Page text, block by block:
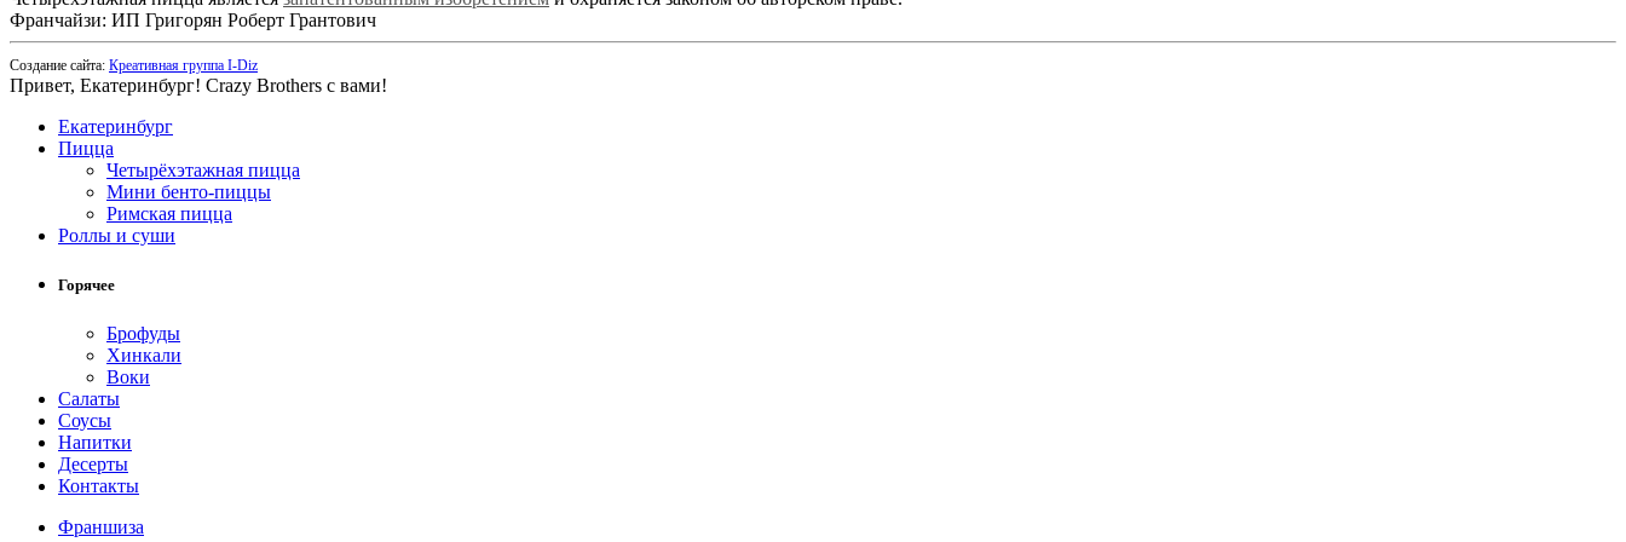
Франчайзи: ИП Григорян Роберт Грантович
Создание сайта: Креативная группа I-Diz
Привет, Екатеринбург! Crazy Brothers с вами!
Екатеринбург
Пицца
Четырёхэтажная пицца
Мини бенто-пиццы
Римская пицца
Роллы и суши
Горячее
Брофуды
Хинкали
Воки
Салаты
Соусы
Напитки
Десерты
Контакты
Франшиза